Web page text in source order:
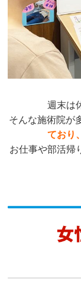
週末は
そんな施術院が
ており
お仕事や部活帰